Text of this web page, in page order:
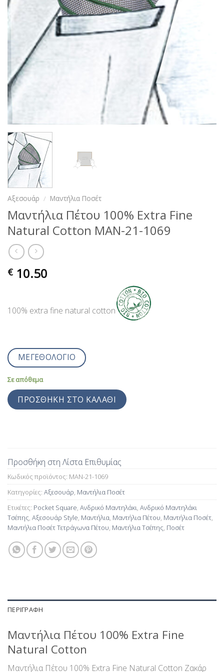
Αξεσουάρ / Μαντήλια Ποσέτ
Μαντήλια Πέτου 100% Extra Fine
Natural Cotton MAN-21-1069
€ 10.50
100% extra fine natural cotton
ΜΕΓΕΘΟΛΟΓΙΟ
Σε απόθεμα
ΠΡΟΣΘΉΚΗ ΣΤΟ ΚΑΛΆΘΙ
Προσθήκη στη Λίστα Επιθυμίας
Κωδικός προϊόντος: MAN-21-1069
Κατηγορίες: Αξεσουάρ, Μαντήλια Ποσέτ
Ετικέτες: Pocket Square, Ανδρικό Μαντηλάκι, Ανδρικό Μαντηλάκι
Τσέπης, Αξεσουάρ Style, Μαντήλια, Μαντήλια Πέτου, Μαντήλια Ποσέτ,
Μαντήλια Ποσέτ Τετράγωνα Πέτου, Μαντήλια Τσέπης, Ποσέτ
ΠΕΡΙΓΡΑΦΉ
Μαντήλια Πέτου 100% Extra Fine
Natural Cotton
Μαντήλια Πέτου 100% Extra Fine Natural Cotton Ζακάρ